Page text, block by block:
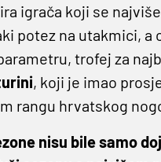
igrača koji se
potez na utakmici, a
trofej za
, koji je imao
rangu hrvatskog
nisu bile samo